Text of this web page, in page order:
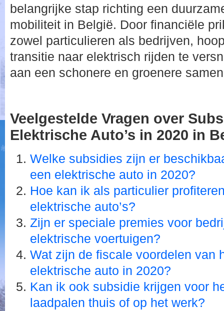
belangrijke stap richting een
mobiliteit in België. Door financiële
zowel particulieren als bedrijven,
transitie naar elektrisch rijden te
aan een schonere en groenere
Veelgestelde Vragen over
Elektrische Auto’s in 2020 in
Welke subsidies zijn er
een elektrische auto in 2020?
Hoe kan ik als particulier
elektrische auto’s?
Zijn er speciale premies voor
elektrische voertuigen?
Wat zijn de fiscale voordelen van
elektrische auto in 2020?
Kan ik ook subsidie krijgen voor
laadpalen thuis of op het werk?